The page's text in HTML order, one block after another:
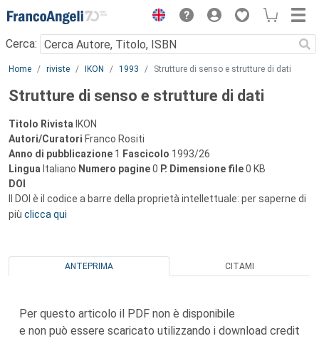
Menu
Cerca:
Main content
Home riviste IKON 1993 Strutture di senso e strutture di dati
Strutture di senso e strutture di dati
Titolo Rivista IKON
Autori/Curatori Franco Rositi
Anno di pubblicazione 1 Fascicolo 1993/26
Lingua Italiano Numero pagine0 P. Dimensione file0 KB
DOI
Il DOI è il codice a barre della proprietà intellettuale: per saperne di
più clicca qui
ANTEPRIMA CITAMI
Per questo articolo il PDF non è disponibile
e non può essere scaricato utilizzando i download credit